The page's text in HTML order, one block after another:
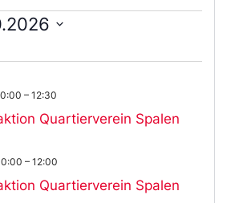
Quartierverein Spalen
– 12:30
Quartierverein Spalen
– 12:00